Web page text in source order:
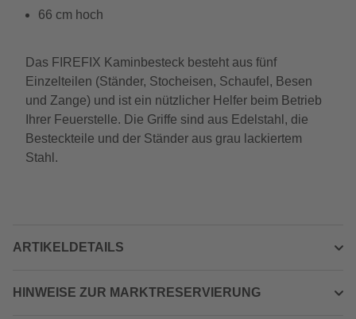
66 cm hoch
Das FIREFIX Kaminbesteck besteht aus fünf
Einzelteilen (Ständer, Stocheisen, Schaufel, Besen
und Zange) und ist ein nützlicher Helfer beim Betrieb
Ihrer Feuerstelle. Die Griffe sind aus Edelstahl, die
Besteckteile und der Ständer aus grau lackiertem
Stahl.
ARTIKELDETAILS
HINWEISE ZUR MARKTRESERVIERUNG